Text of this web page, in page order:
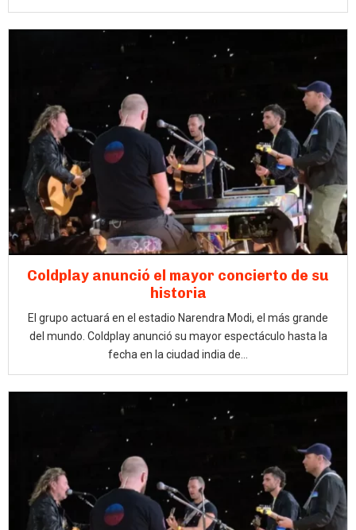
Coldplay anunció el mayor concierto de su
historia
El grupo actuará en el estadio Narendra Modi, el más grande
del mundo. Coldplay anunció su mayor espectáculo hasta la
fecha en la ciudad india de...